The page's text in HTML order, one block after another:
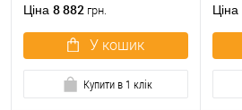
Ціна 8 882 грн.
У кошик
Купити в 1 клік
Ціна